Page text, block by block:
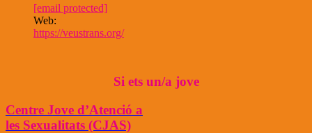
[email protected]
Web:
https://veustrans.org/
Si ets un/a jove
Centre Jove d’Atenció a
les Sexualitats (CJAS)